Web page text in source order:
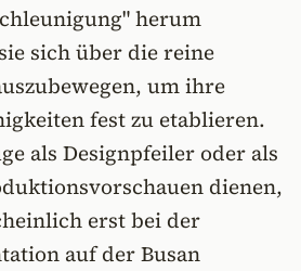
herum
sich über die reine
um ihre
fest zu etablieren.
als Designpfeiler oder als
dienen,
erst bei der
auf der Busan